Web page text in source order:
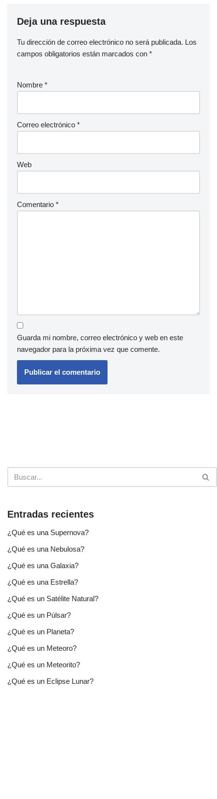
Deja una respuesta
Tu dirección de correo electrónico no será publicada. Los
campos obligatorios están marcados con *
Nombre *
Correo electrónico *
Web
Comentario *
Guarda mi nombre, correo electrónico y web en este
navegador para la próxima vez que comente.
Entradas recientes
¿Qué es una Supernova?
¿Qué es una Nebulosa?
¿Qué es una Galaxia?
¿Qué es una Estrella?
¿Qué es un Satélite Natural?
¿Qué es un Púlsar?
¿Qué es un Planeta?
¿Qué es un Meteoro?
¿Qué es un Meteorito?
¿Qué es un Eclipse Lunar?